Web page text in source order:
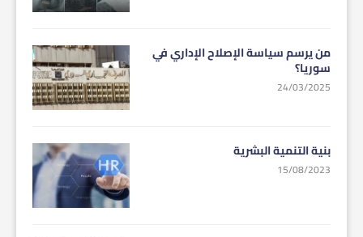
من يرسم سياسة الإصلاح الإداري في
سوريا؟
24/03/2025
بنية التنمية البشرية
15/08/2023